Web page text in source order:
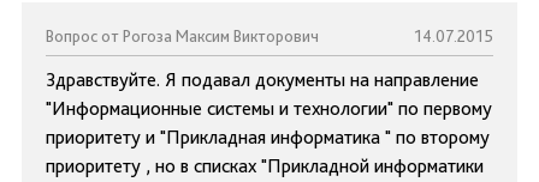
Вопрос от Рогоза Максим Викторович 14.07.2015
Здравствуйте. Я подавал документы на направление
"Информационные системы и технологии" по первому
приоритету и "Прикладная информатика " по второму
приоритету , но в списках "Прикладной информатики